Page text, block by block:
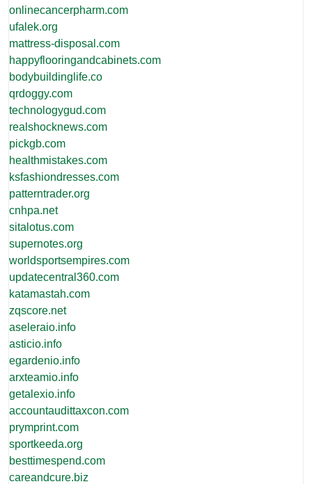
onlinecancerpharm.com
ufalek.org
mattress-disposal.com
happyflooringandcabinets.com
bodybuildinglife.co
qrdoggy.com
technologygud.com
realshocknews.com
pickgb.com
healthmistakes.com
ksfashiondresses.com
patterntrader.org
cnhpa.net
sitalotus.com
supernotes.org
worldsportsempires.com
updatecentral360.com
katamastah.com
zqscore.net
aseleraio.info
asticio.info
egardenio.info
arxteamio.info
getalexio.info
accountaudittaxcon.com
prymprint.com
sportkeeda.org
besttimespend.com
careandcure.biz